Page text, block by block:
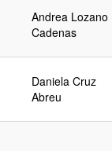
Andrea Lozano
Cadenas
Daniela Cruz
Abreu